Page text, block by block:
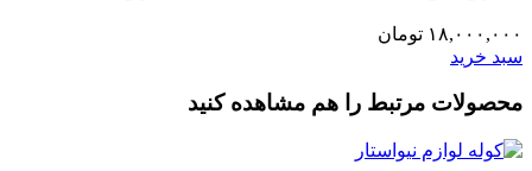
۱۸,۰۰۰,۰۰۰ تومان
سبد خرید
محصولات مرتبط را هم مشاهده کنید